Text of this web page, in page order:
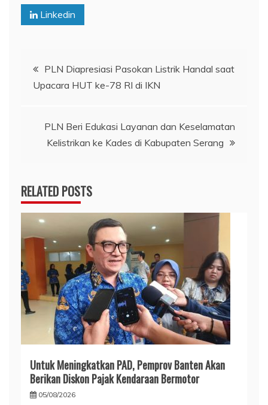
Linkedin
Navigasi
pos
PLN Diapresiasi Pasokan Listrik Handal saat
Upacara HUT ke-78 RI di IKN
PLN Beri Edukasi Layanan dan Keselamatan
Kelistrikan ke Kades di Kabupaten Serang
RELATED POSTS
Untuk Meningkatkan PAD, Pemprov Banten Akan
Berikan Diskon Pajak Kendaraan Bermotor
05/08/2026